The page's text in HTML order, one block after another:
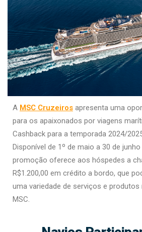
A MSC Cruzeiros apresenta uma
para os apaixonados por viagens
Cashback para a temporada 2024/
Disponível de 1º de maio a 30 de
promoção oferece aos hóspedes a
R$1.200,00 em crédito a bordo, que
uma variedade de serviços e
MSC.